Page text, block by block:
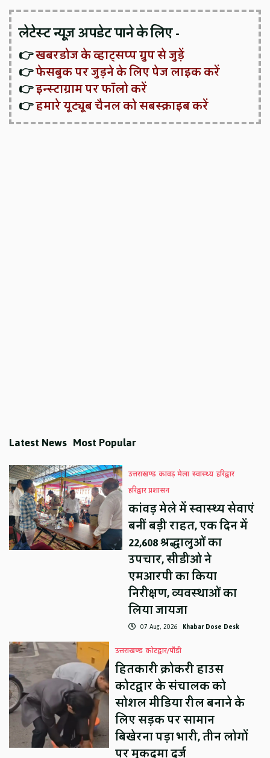
लेटेस्ट न्यूज़ अपडेट पाने के लिए -
👉खबरडोज के व्हाट्सप्प ग्रुप से जुड़ें
👉फेसबुक पर जुड़ने के लिए पेज लाइक करें
👉इन्स्टाग्राम पर फॉलो करें
👉हमारे यूट्यूब चैनल को सबस्क्राइब करें
Latest News Most Popular
उत्तराखण्ड कावड़ मेला स्वास्थ्य हरिद्वार
हरिद्वार प्रशासन
कांवड़ मेले में स्वास्थ्य सेवाएं
बनीं बड़ी राहत, एक दिन में
22,608 श्रद्धालुओं का
उपचार, सीडीओ ने
एमआरपी का किया
निरीक्षण, व्यवस्थाओं का
लिया जायजा
07 Aug, 2026 Khabar Dose Desk
उत्तराखण्ड कोटद्वार/पौड़ी
हितकारी क्रोकरी हाउस
कोटद्वार के संचालक को
सोशल मीडिया रील बनाने के
लिए सड़क पर सामान
बिखेरना पड़ा भारी, तीन लोगों